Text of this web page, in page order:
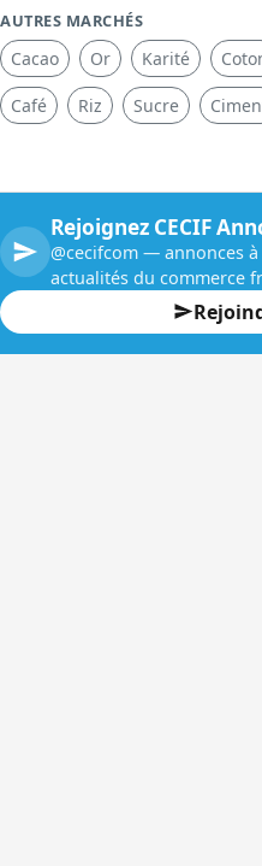
AUTRES MARCHÉS
Cacao Or Karité
Café Riz Sucre
Rejoignez CECIF
@cecifcom — annonces
actualités du commerce